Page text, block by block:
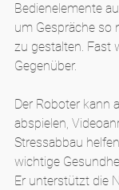
Bedienelemente
um Gespräche so
zu gestalten. Fast
Gegenüber.
Der Roboter kann
abspielen,
Stressabbau
wichtige
Er unterstützt die